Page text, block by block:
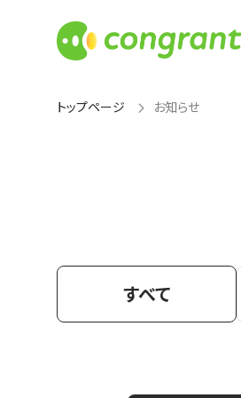
トップページ お知らせ
すべて